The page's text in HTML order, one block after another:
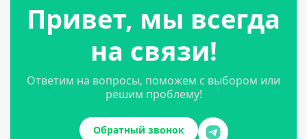
Привет, мы всегда
на связи!
Ответим на вопросы, поможем с выбором или
решим проблему!
Обратный звонок